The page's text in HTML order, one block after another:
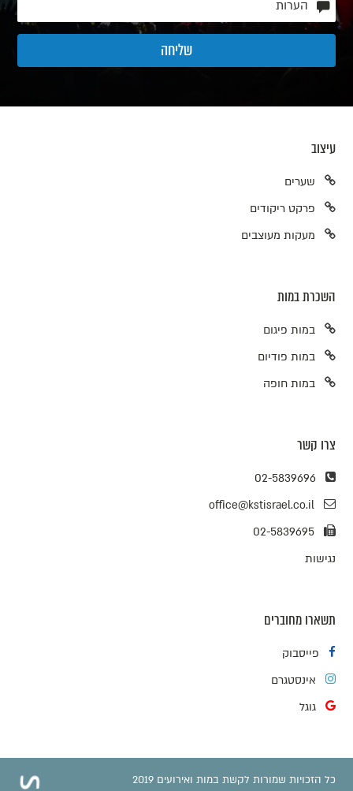
עיצוב
שערים
פרקט ריקודים
מעקות מעוצבים
השכרת במות
במות פיגום
במות פודיום
במות חופה
צרו קשר
02-5839696
office@kstisrael.co.il
02-5839695
נגישות
תשארו מחוברים
פייסבוק
אינסטגרם
גוגל
כל הזכויות שמורות לקשת במות ואירועים 2019